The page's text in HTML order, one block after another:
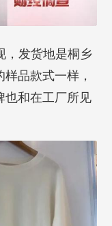
，发货地是桐乡
品款式一样，
也和在工厂所见